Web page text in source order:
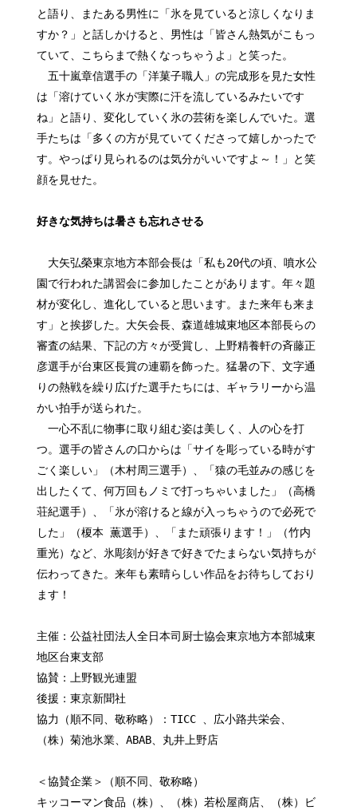
と語り、またある男性に「氷を見ていると涼しくなりま
すか？」と話しかけると、男性は「皆さん熱気がこもっ
ていて、こちらまで熱くなっちゃうよ」と笑った。
五十嵐章信選手の「洋菓子職人」の完成形を見た女性
は「溶けていく氷が実際に汗を流しているみたいです
ね」と語り、変化していく氷の芸術を楽しんでいた。選
手たちは「多くの方が見ていてくださって嬉しかったで
す。やっぱり見られるのは気分がいいですよ～！」と笑
顔を見せた。
好きな気持ちは暑さも忘れさせる
大矢弘榮東京地方本部会長は「私も20代の頃、噴水公
園で行われた講習会に参加したことがあります。年々題
材が変化し、進化していると思います。また来年も来ま
す」と挨拶した。大矢会長、森道雄城東地区本部長らの
審査の結果、下記の方々が受賞し、上野精養軒の斉藤正
彦選手が台東区長賞の連覇を飾った。猛暑の下、文字通
りの熱戦を繰り広げた選手たちには、ギャラリーから温
かい拍手が送られた。
一心不乱に物事に取り組む姿は美しく、人の心を打
つ。選手の皆さんの口からは「サイを彫っている時がす
ごく楽しい」（木村周三選手）、「猿の毛並みの感じを
出したくて、何万回もノミで打っちゃいました」（高橋
荘紀選手）、「氷が溶けると線が入っちゃうので必死で
した」（榎本 薫選手）、「また頑張ります！」（竹内
重光）など、氷彫刻が好きで好きでたまらない気持ちが
伝わってきた。来年も素晴らしい作品をお待ちしており
ます！
主催：公益社団法人全日本司厨士協会東京地方本部城東
地区台東支部
協賛：上野観光連盟
後援：東京新聞社
協力（順不同、敬称略）：TICC 、広小路共栄会、
（株）菊池氷業、ABAB、丸井上野店
＜協賛企業＞（順不同、敬称略）
キッコーマン食品（株）、（株）若松屋商店、（株）ビ